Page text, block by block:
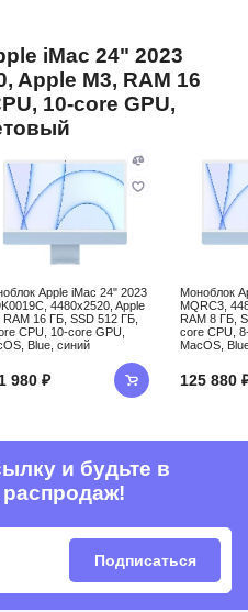
iMac 24" 2023
Apple M3, RAM 16
10-core GPU,
Apple iMac 24" 2023
4480x2520, Apple
RAM 16 ГБ, SSD 512 ГБ,
CPU, 10-core GPU,
Blue, синий
980 ₽
Моноблок
MQRC3,
RAM 8 ГБ,
core CPU,
MacOS,
125 880
и будьте в
распродаж!
Подписаться